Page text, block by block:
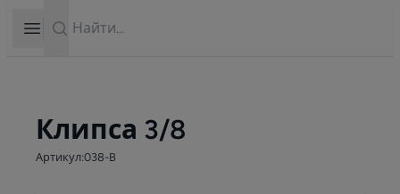
Open sidebar
Клипса 3/8
Артикул:038-B